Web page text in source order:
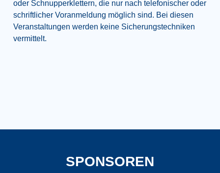
oder Schnupperklettern, die nur nach telefonischer oder
schriftlicher Voranmeldung möglich sind. Bei diesen
Veranstaltungen werden keine Sicherungstechniken
vermittelt.
SPONSOREN